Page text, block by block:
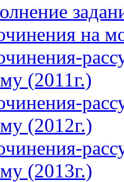
на
(2011г.)
(2012г.)
(2013г.)